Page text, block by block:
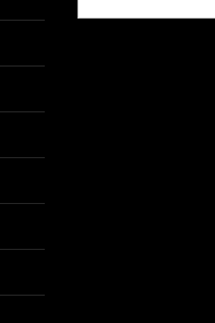
for: